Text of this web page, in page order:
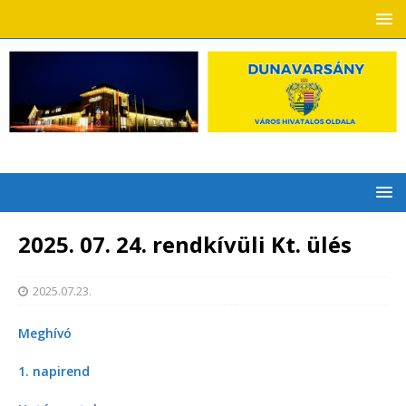
2025. 07. 24. rendkívüli Kt. ülés
2025.07.23.
Meghívó
1. napirend